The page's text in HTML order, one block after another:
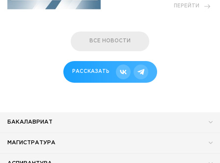
ПЕРЕЙТИ
ВСЕ НОВОСТИ
РАССКАЗАТЬ
БАКАЛАВРИАТ
МАГИСТРАТУРА